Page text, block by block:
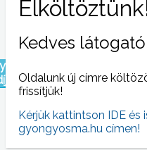
és a
a
Kedves
Oldalunk új címre
frissítjük!
Kérjük kattintson IDE és
gyongyosma.hu címen!